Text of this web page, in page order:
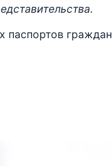
паспортов граждан